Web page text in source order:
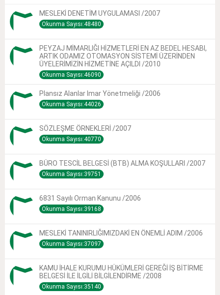
MESLEKİ DENETİM UYGULAMASI /2007
Okunma Sayısı:48480
PEYZAJ MİMARLIĞI HİZMETLERİ EN AZ BEDEL HESABI,
ARTIK ODAMIZ OTOMASYON SİSTEMİ ÜZERİNDEN
ÜYELERİMİZİN HİZMETİNE AÇILDI /2010
Okunma Sayısı:46090
Plansız Alanlar Imar Yönetmeliği /2006
Okunma Sayısı:44026
SÖZLEŞME ÖRNEKLERİ /2007
Okunma Sayısı:40770
BÜRO TESCİL BELGESİ (BTB) ALMA KOŞULLARI /2007
Okunma Sayısı:39751
6831 Sayılı Orman Kanunu /2006
Okunma Sayısı:39168
MESLEKİ TANINIRLIĞIMIZDAKİ EN ÖNEMLİ ADIM /2006
Okunma Sayısı:37097
KAMU İHALE KURUMU HÜKÜMLERİ GEREĞİ İŞ BİTİRME
BELGESİ İLE İLGİLİ BİLGİLENDİRME /2008
Okunma Sayısı:35140